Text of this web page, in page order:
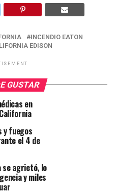
INCENDIO EATON
EDISON
GUSTAR
en
y fuegos
el 4 de
se agrietó, lo
y miles